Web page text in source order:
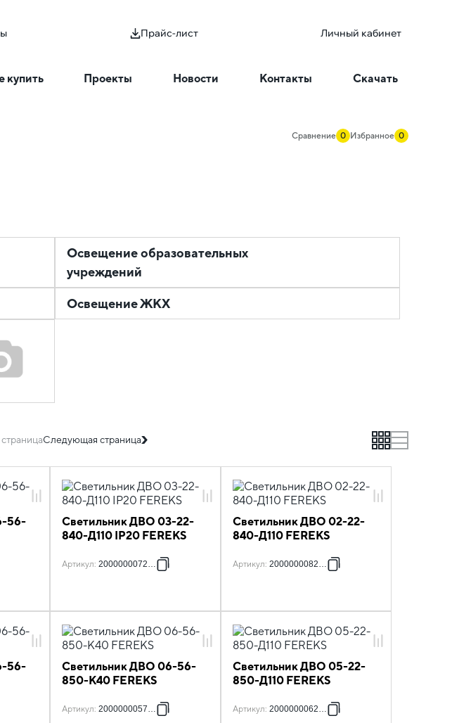
Прайс-лист Личный кабинет
купить Проекты Новости Контакты Скачать
Сравнение 0 Избранное 0
Освещение образовательных
учреждений
Освещение ЖКХ
Следующая страница grid list
56-
Светильник ДВО 03-22-
840-Д110 IP20 FEREKS
Артикул: 2000000072951
Светильник ДВО 02-22-
840-Д110 FEREKS
Артикул: 2000000082455
56-
Светильник ДВО 06-56-
850-К40 FEREKS
Артикул: 2000000057330
Светильник ДВО 05-22-
850-Д110 FEREKS
Артикул: 2000000062051